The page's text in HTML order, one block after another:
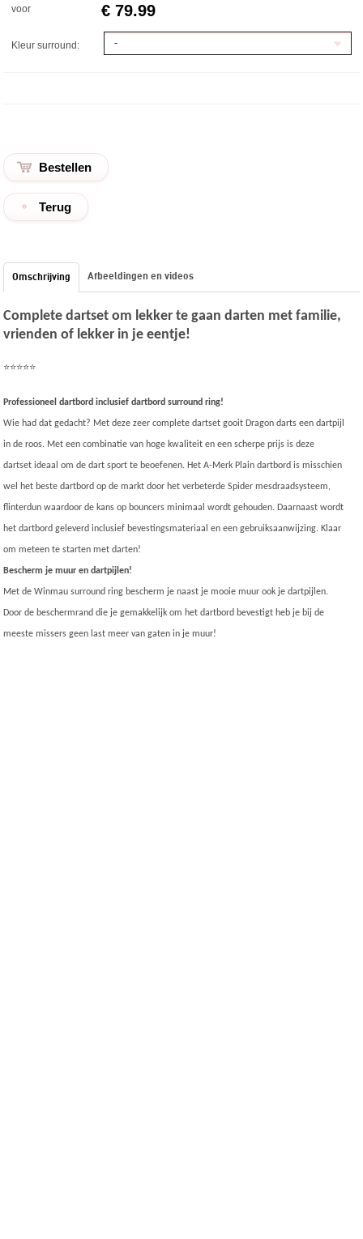
voor € 79.99
Kleur surround: -
Terug
Omschrijving Afbeeldingen en videos
Complete dartset om lekker te gaan darten met familie,
vrienden of lekker in je eentje!
⭐⭐⭐⭐⭐
Professioneel dartbord inclusief dartbord surround ring!
Wie had dat gedacht? Met deze zeer complete dartset gooit Dragon darts een dartpijl
in de roos. Met een combinatie van hoge kwaliteit en een scherpe prijs is deze
dartset ideaal om de dart sport te beoefenen. Het A-Merk Plain dartbord is misschien
wel het beste dartbord op de markt door het verbeterde Spider mesdraadsysteem,
flinterdun waardoor de kans op bouncers minimaal wordt gehouden. Daarnaast wordt
het dartbord geleverd inclusief bevestingsmateriaal en een gebruiksaanwijzing. Klaar
om meteen te starten met darten!
Bescherm je muur en dartpijlen!
Met de Winmau surround ring bescherm je naast je mooie muur ook je dartpijlen.
Door de beschermrand die je gemakkelijk om het dartbord bevestigt heb je bij de
meeste missers geen last meer van gaten in je muur!